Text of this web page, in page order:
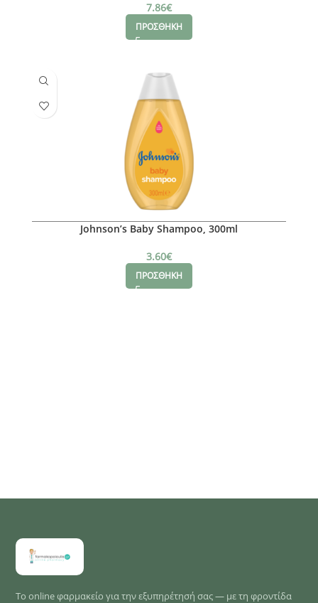
7.86€
ΠΡΟΣΘΗΚΗ
Johnson’s Baby Shampoo, 300ml
3.60€
ΠΡΟΣΘΗΚΗ
Το online φαρμακείο για την εξυπηρέτησή σας — με τη φροντίδα